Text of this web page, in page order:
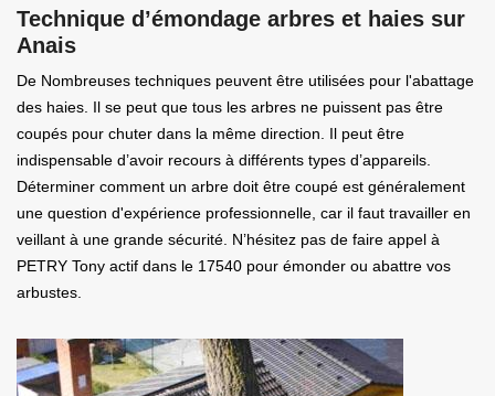
Technique d’émondage arbres et haies sur
Anais
De Nombreuses techniques peuvent être utilisées pour l'abattage
des haies. Il se peut que tous les arbres ne puissent pas être
coupés pour chuter dans la même direction. Il peut être
indispensable d’avoir recours à différents types d’appareils.
Déterminer comment un arbre doit être coupé est généralement
une question d'expérience professionnelle, car il faut travailler en
veillant à une grande sécurité. N’hésitez pas de faire appel à
PETRY Tony actif dans le 17540 pour émonder ou abattre vos
arbustes.